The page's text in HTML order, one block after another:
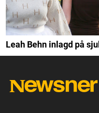
Leah Behn inlagd på